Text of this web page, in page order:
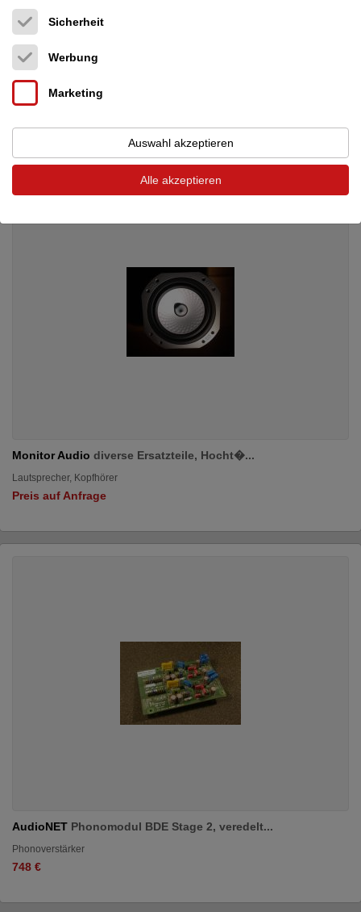
AudioNET
CD Player
Monitor Audio diverse Ersatzteile, Hocht�...
Lautsprecher, Kopfhörer
Preis auf Anfrage
AudioNET Phonomodul BDE Stage 2, veredelt...
Phonoverstärker
748 €
Sicherheit
Werbung
Marketing
Auswahl akzeptieren
Alle akzeptieren